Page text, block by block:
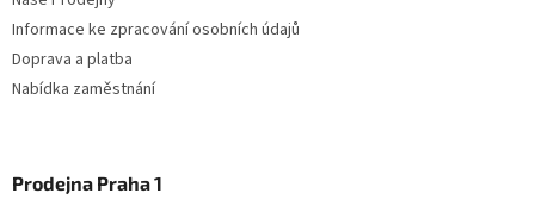
Informace ke zpracování osobních údajů
Doprava a platba
Nabídka zaměstnání
Prodejna Praha 1